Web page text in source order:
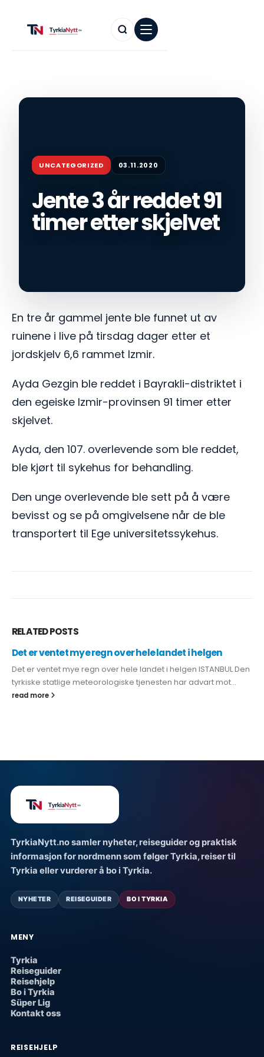
UNCATEGORIZED 03.11.2020
Jente 3 år reddet 91
timer etter skjelvet
En tre år gammel jente ble funnet ut av
ruinene i live på tirsdag dager etter et
jordskjelv 6,6 rammet Izmir.
Ayda Gezgin ble reddet i Bayrakli-distriktet i
den egeiske Izmir-provinsen 91 timer etter
skjelvet.
Ayda, den 107. overlevende som ble reddet,
ble kjørt til sykehus for behandling.
Den unge overlevende ble sett på å være
bevisst og se på omgivelsene når de ble
transportert til Ege universitetssykehus.
RELATEDPOSTS
Det er ventet mye regn over hele landet i helgen
Det er ventet mye regn over hele landet i helgen ISTANBUL Den
tyrkiske statlige meteorologiske tjenesten har advart mot...
read more
TyrkiaNytt.no samler nyheter, reiseguider og praktisk
informasjon for nordmenn som følger Tyrkia, reiser til
Tyrkia eller vurderer å bo i Tyrkia.
NYHETER REISEGUIDER BO I TYRKIA
MENY
Tyrkia
Reiseguider
Reisehjelp
Bo i Tyrkia
Süper Lig
Kontakt oss
REISEHJELP